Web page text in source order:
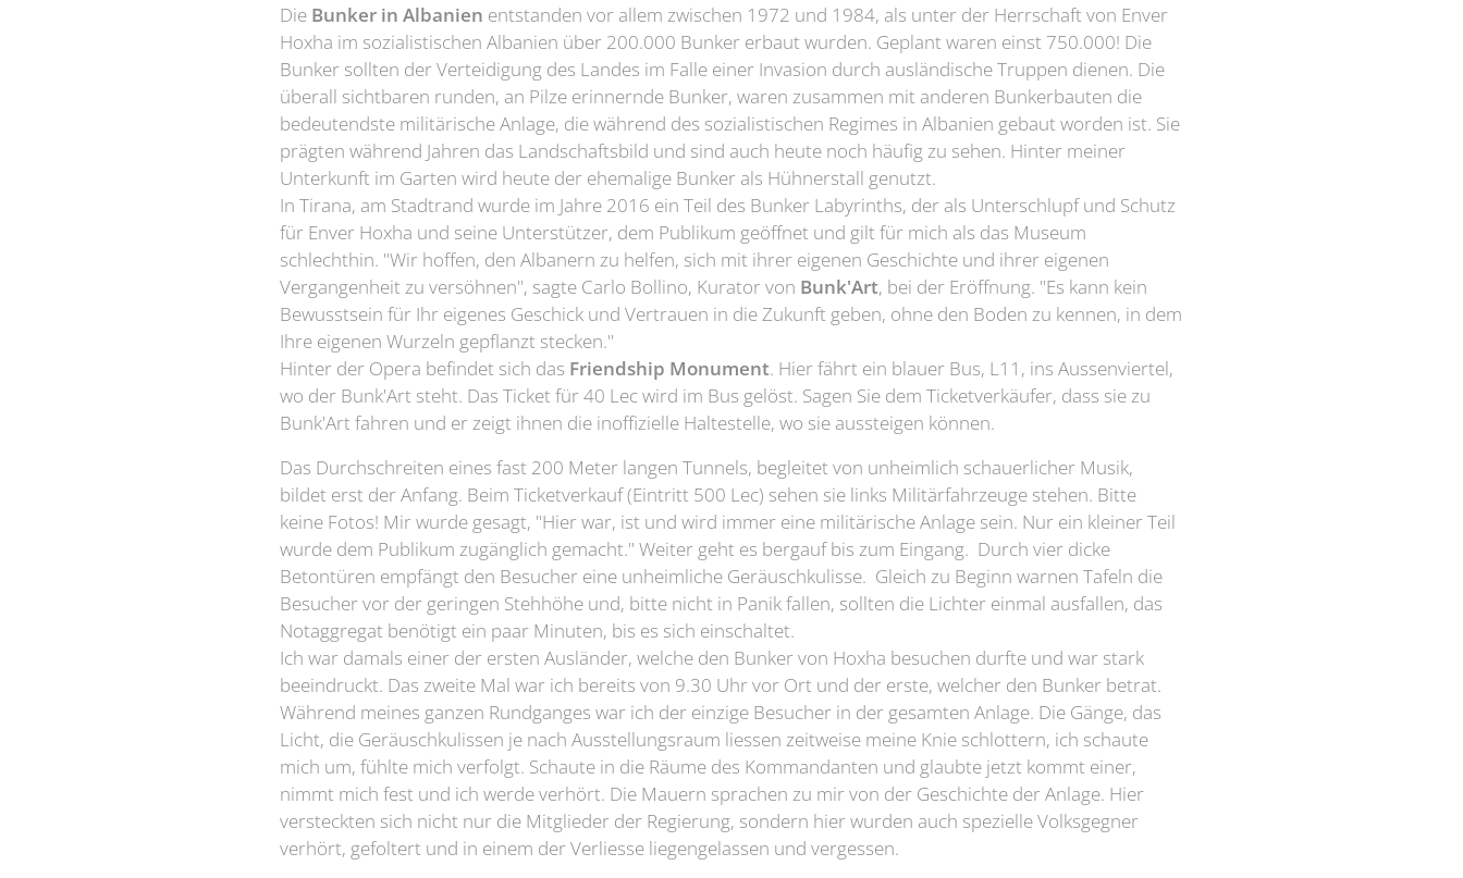
Die Bunker in Albanien entstanden vor allem zwischen 1972 und 1984, als unter der Herrschaft von Enver
Hoxha im sozialistischen Albanien über 200.000 Bunker erbaut wurden. Geplant waren einst 750.000! Die
Bunker sollten der Verteidigung des Landes im Falle einer Invasion durch ausländische Truppen dienen. Die
überall sichtbaren runden, an Pilze erinnernde Bunker, waren zusammen mit anderen Bunkerbauten die
bedeutendste militärische Anlage, die während des sozialistischen Regimes in Albanien gebaut worden ist. Sie
prägten während Jahren das Landschaftsbild und sind auch heute noch häufig zu sehen. Hinter meiner
Unterkunft im Garten wird heute der ehemalige Bunker als Hühnerstall genutzt.
In Tirana, am Stadtrand wurde im Jahre 2016 ein Teil des Bunker Labyrinths, der als Unterschlupf und Schutz
für Enver Hoxha und seine Unterstützer, dem Publikum geöffnet und gilt für mich als das Museum
schlechthin. "Wir hoffen, den Albanern zu helfen, sich mit ihrer eigenen Geschichte und ihrer eigenen
Vergangenheit zu versöhnen", sagte Carlo Bollino, Kurator von Bunk'Art, bei der Eröffnung. "Es kann kein
Bewusstsein für Ihr eigenes Geschick und Vertrauen in die Zukunft geben, ohne den Boden zu kennen, in dem
Ihre eigenen Wurzeln gepflanzt stecken."
Hinter der Opera befindet sich das Friendship Monument. Hier fährt ein blauer Bus, L11, ins Aussenviertel,
wo der Bunk'Art steht. Das Ticket für 40 Lec wird im Bus gelöst. Sagen Sie dem Ticketverkäufer, dass sie zu
Bunk'Art fahren und er zeigt ihnen die inoffizielle Haltestelle, wo sie aussteigen können.
Das Durchschreiten eines fast 200 Meter langen Tunnels, begleitet von unheimlich schauerlicher Musik,
bildet erst der Anfang. Beim Ticketverkauf (Eintritt 500 Lec) sehen sie links Militärfahrzeuge stehen. Bitte
keine Fotos! Mir wurde gesagt, "Hier war, ist und wird immer eine militärische Anlage sein. Nur ein kleiner Teil
wurde dem Publikum zugänglich gemacht." Weiter geht es bergauf bis zum Eingang. Durch vier dicke
Betontüren empfängt den Besucher eine unheimliche Geräuschkulisse. Gleich zu Beginn warnen Tafeln die
Besucher vor der geringen Stehhöhe und, bitte nicht in Panik fallen, sollten die Lichter einmal ausfallen, das
Notaggregat benötigt ein paar Minuten, bis es sich einschaltet.
Ich war damals einer der ersten Ausländer, welche den Bunker von Hoxha besuchen durfte und war stark
beeindruckt. Das zweite Mal war ich bereits von 9.30 Uhr vor Ort und der erste, welcher den Bunker betrat.
Während meines ganzen Rundganges war ich der einzige Besucher in der gesamten Anlage. Die Gänge, das
Licht, die Geräuschkulissen je nach Ausstellungsraum liessen zeitweise meine Knie schlottern, ich schaute
mich um, fühlte mich verfolgt. Schaute in die Räume des Kommandanten und glaubte jetzt kommt einer,
nimmt mich fest und ich werde verhört. Die Mauern sprachen zu mir von der Geschichte der Anlage. Hier
versteckten sich nicht nur die Mitglieder der Regierung, sondern hier wurden auch spezielle Volksgegner
verhört, gefoltert und in einem der Verliesse liegengelassen und vergessen.